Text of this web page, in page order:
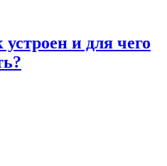
и для чего